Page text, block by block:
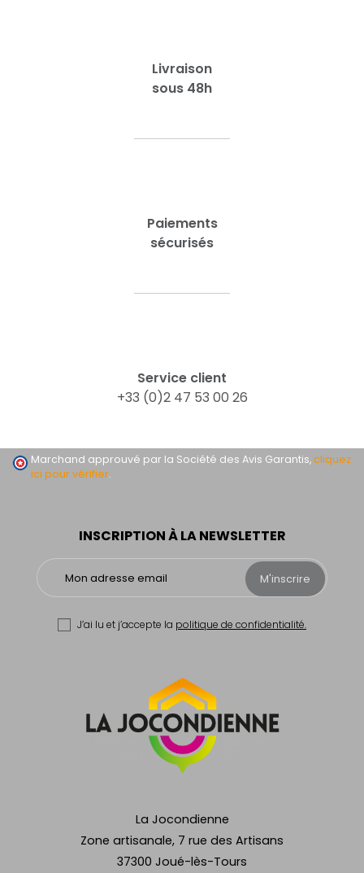
Livraison
sous 48h
Paiements
sécurisés
Service client
+33 (0)2 47 53 00 26
La Jocondienne
Zone artisanale, 7 rue des Artisans
37300 Joué-lès-Tours
INSCRIPTION À LA NEWSLETTER
M'inscrire
J’ai lu et j’accepte la politique de confidentialité.
Marchand approuvé par la Société des Avis Garantis,cliquez
ici pour vérifier.